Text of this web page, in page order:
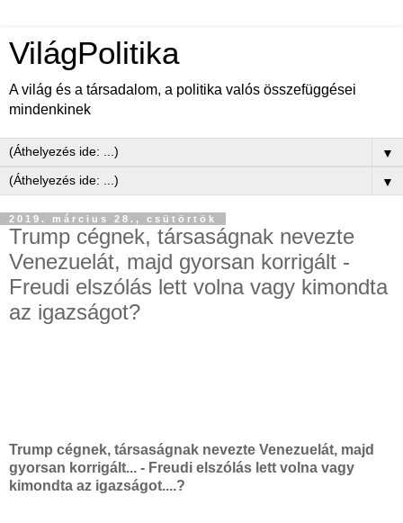
VilágPolitika
A világ és a társadalom, a politika valós összefüggései
mindenkinek
▼
▼
2019. március 28., csütörtök
Trump cégnek, társaságnak nevezte
Venezuelát, majd gyorsan korrigált -
Freudi elszólás lett volna vagy kimondta
az igazságot?
Trump cégnek, társaságnak nevezte Venezuelát, majd
gyorsan korrigált... - Freudi elszólás lett volna vagy
kimondta az igazságot....?